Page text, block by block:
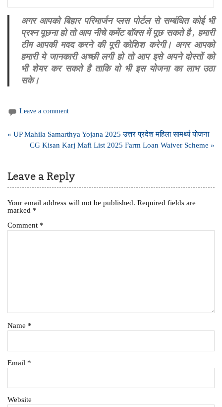
अगर आपको बिहार परिमार्जन प्लस पोर्टल से सम्बंधित कोई भी
प्रश्न पूछना हो तो आप नीचे कमेंट बॉक्स में पूछ सकते है , हमारी
टीम आपकी मदद करने की पूरी कोशिश करेगी। अगर आपको
हमारी ये जानकारी अच्छी लगी हो तो आप इसे अपने दोस्तों को
भी शेयर कर सकते है ताकि वो भी इस योजना का लाभ उठा
सके।
Leave a comment
Post
navigation
« UP Mahila Samarthya Yojana 2025 उत्तर प्रदेश महिला सामर्थ्य योजना
CG Kisan Karj Mafi List 2025 Farm Loan Waiver Scheme »
Leave a Reply
Your email address will not be published. Required fields are
marked *
Comment *
Name *
Email *
Website